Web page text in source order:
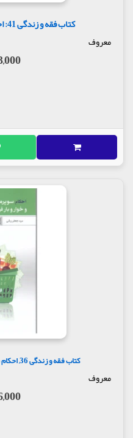
کتاب فقه و زندگی 41: احکام بیمه و تامن اجتماعی
معروف
3,000
کتاب فقه و زندگی 36, احکام سوپرمارکت و خوار و بار فروشی
معروف
6,000